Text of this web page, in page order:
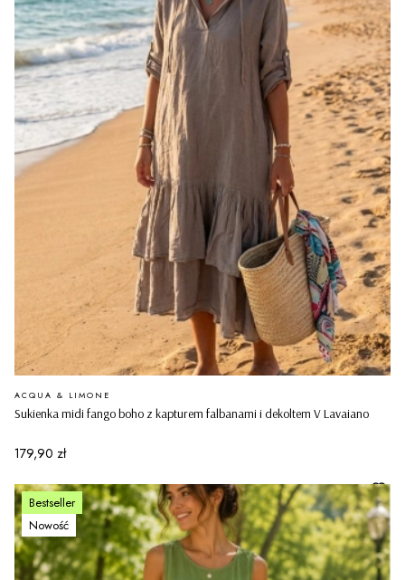
Sukienka midi fango boho z kapturem falbanami i dekoltem V Lavaiano
PRODUCENT
ACQUA & LIMONE
Cena
179,90 zł
Bestseller
Nowość